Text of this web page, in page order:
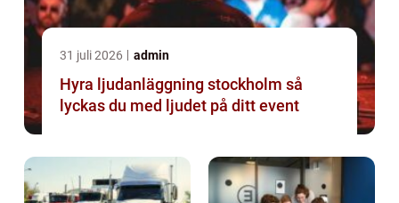
31 juli 2026 admin
Hyra ljudanläggning stockholm så
lyckas du med ljudet på ditt event